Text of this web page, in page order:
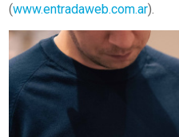
(www.entradaweb.com.ar).